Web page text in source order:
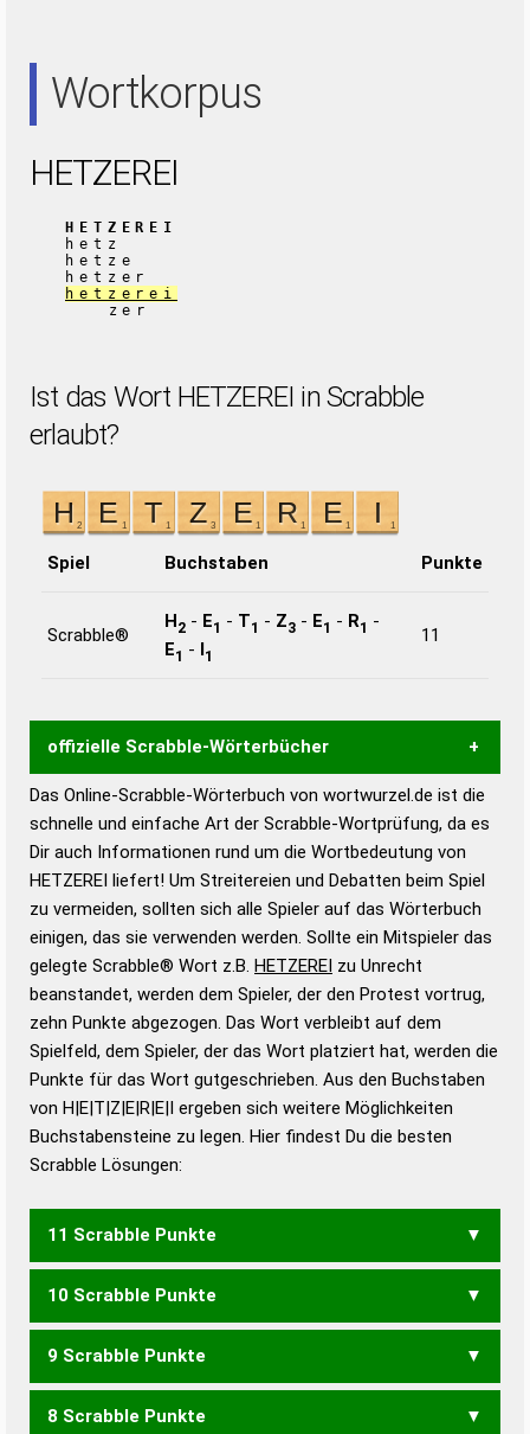
Wortkorpus
HETZEREI
HETZEREI
hetz
hetze
hetzer
hetzerei
zer
Ist das Wort HETZEREI in Scrabble
erlaubt?
Spiel Buchstaben Punkte
Scrabble®
H2 - E1 - T1 - Z3 - E1 - R1 -
E1 - I1
11
offizielle Scrabble-Wörterbücher
Wortwurzel liefert mit Hilfe eines semantischen
Wortanalyse-Algorithmus gute Anhaltspunkte zu
Wortbedeutung, Worttrennung und Wortform, um die
Gültigkeit eines Wortes für das Scrabble-Spiel zu
bestimmen!
zugelassene Turnier Scrabble-
Wörterbücher sind:
Duden – Standardwerk in 12 Bänden
Duden – Richtiges und gutes
Deutsch
Duden – Die deutsche Grammatik
Duden – Deutsches
Das Online-Scrabble-Wörterbuch von wortwurzel.de ist die
schnelle und einfache Art der Scrabble-Wortprüfung, da es
Dir auch Informationen rund um die Wortbedeutung von
HETZEREI liefert! Um Streitereien und Debatten beim Spiel
zu vermeiden, sollten sich alle Spieler auf das Wörterbuch
einigen, das sie verwenden werden. Sollte ein Mitspieler das
gelegte Scrabble® Wort z.B. HETZEREI zu Unrecht
beanstandet, werden dem Spieler, der den Protest vortrug,
zehn Punkte abgezogen. Das Wort verbleibt auf dem
Spielfeld, dem Spieler, der das Wort platziert hat, werden die
Punkte für das Wort gutgeschrieben. Aus den Buchstaben
von H|E|T|Z|E|R|E|I ergeben sich weitere Möglichkeiten
Buchstabensteine zu legen. Hier findest Du die besten
Scrabble Lösungen:
11 Scrabble Punkte
ERZIEHET
10 Scrabble Punkte
ERHITZE ERZIEHE ERZIEHT
9 Scrabble Punkte
ERHITZ ERZIEH HEIZER
8 Scrabble Punkte